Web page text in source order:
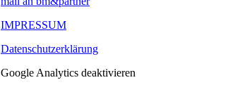
IMPRESSUM
Datenschutzerklärung
Google Analytics deaktivieren